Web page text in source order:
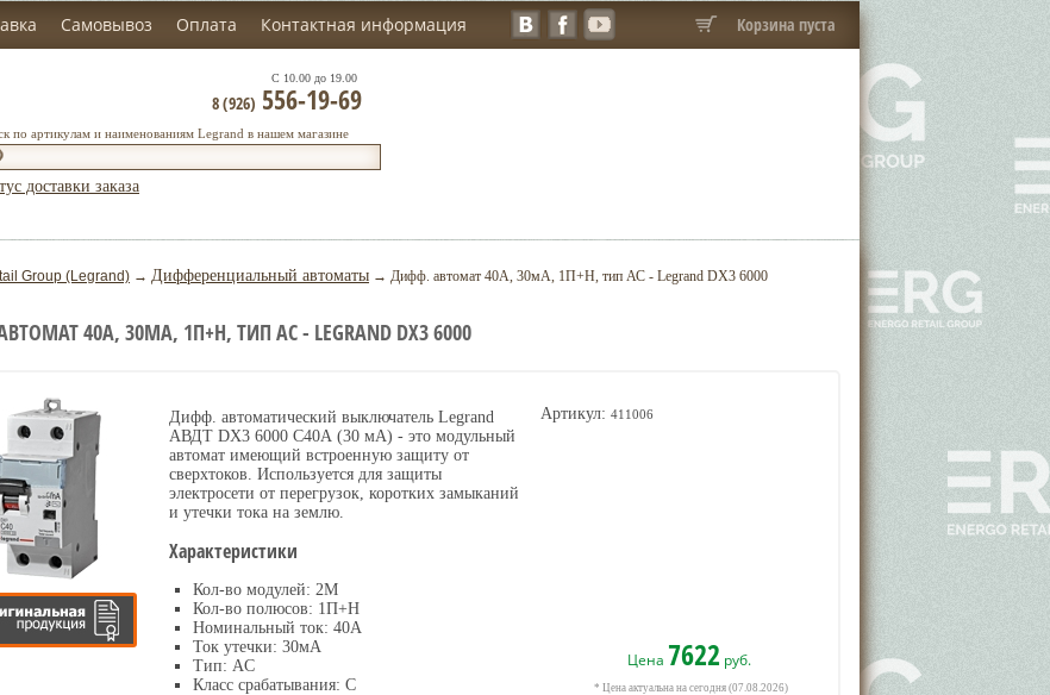
Самовывоз Оплата Контактная информация Корзина пуста
по артикулам и наименованиям Legrand в нашем магазине
С 10.00 до 19.00
8 (926) 556-19-69
доставки заказа
Group (Legrand) → Дифференциальный автоматы → Дифф. автомат 40А, 30мА, 1П+Н, тип АС - Legrand DX3 6000
40А, 30МА, 1П+Н, ТИП АС - LEGRAND DX3 6000
Артикул: 411006
Цена 7622 руб.
* Цена актуальна на сегодня (07.08.2026)
Дифф. автоматический выключатель Legrand
АВДТ DX3 6000 C40А (30 мА) - это модульный
автомат имеющий встроенную защиту от
сверхтоков. Используется для защиты
электросети от перегрузок, коротких замыканий
и утечки тока на землю.
Характеристики
Кол-во модулей: 2М
Кол-во полюсов: 1П+Н
Номинальный ток: 40А
Ток утечки: 30мА
Тип: AC
Класс срабатывания: С